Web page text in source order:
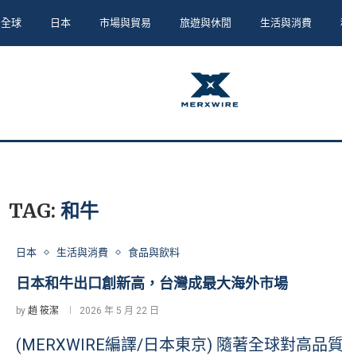
全球 日本 市場與貿易 旅遊與休閒 生活與消費
TAG:和牛
日本 生活與消費 食品與飲料
日本和牛出口創新高，台灣成最大海外市場
by 趙 筱潔 2026 年 5 月 22 日
(MERXWIRE編譯/日本東京) 隨著全球對高品